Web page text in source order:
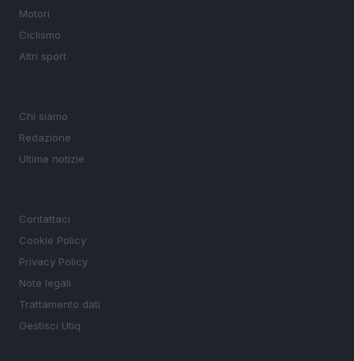
Motori
Ciclismo
Altri sport
Chi siamo
Redazione
Ultime notizie
Contattaci
Cookie Policy
Privacy Policy
Note legali
Trattamento dati
Gestisci Utiq